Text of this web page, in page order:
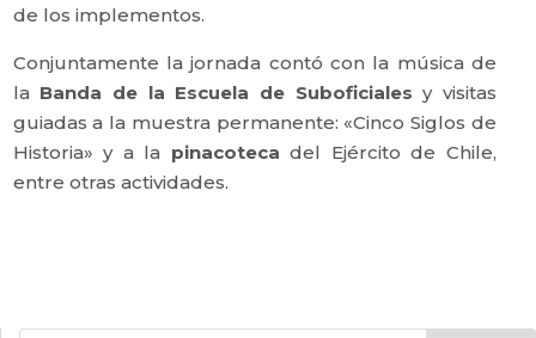
de los implementos.
Conjuntamente la jornada contó con la música de
la Banda de la Escuela de Suboficiales y visitas
guiadas a la muestra permanente: «Cinco Siglos de
Historia» y a la pinacoteca del Ejército de Chile,
entre otras actividades.